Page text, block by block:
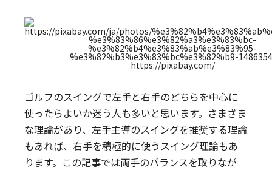
https://pixabay.com/
ゴルフのスイングで左手と右手のどちらを中心に
使ったらよいか迷う人も多いと思います。さまざま
な理論があり、左手主導のスイングを推奨する理論
もあれば、右手を積極的に使うスイング理論もあ
ります。この記事では両手のバランスを取りなが